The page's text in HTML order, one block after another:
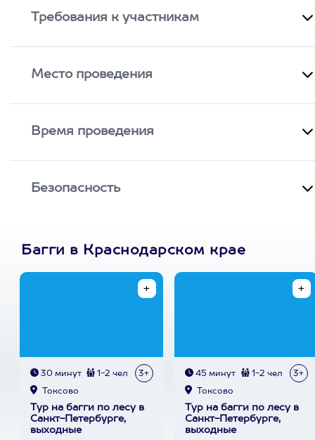
Требования к участникам
Место проведения
Время проведения
Безопасность
Багги в Краснодарском крае
30 минут 1-2 чел 3+
Токсово
Тур на багги по лесу в
Санкт-Петербурге,
выходные
45 минут 1-2 чел 3+
Токсово
Тур на багги по лесу в
Санкт-Петербурге,
выходные